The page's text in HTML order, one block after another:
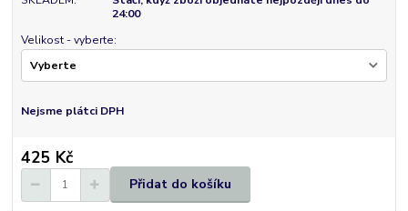
24:00
Velikost - vyberte:
Nejsme plátci DPH
425 Kč
Přidat do košíku